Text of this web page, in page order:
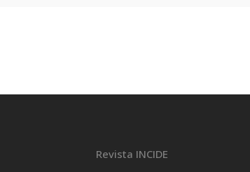
Revista INCIDE